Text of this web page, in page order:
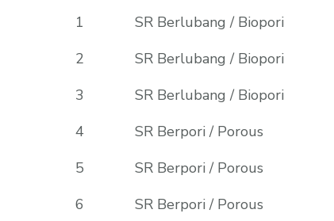
1
SR Berlubang / Biopori
2
SR Berlubang / Biopori
3
SR Berlubang / Biopori
4
SR Berpori / Porous
5
SR Berpori / Porous
6
SR Berpori / Porous